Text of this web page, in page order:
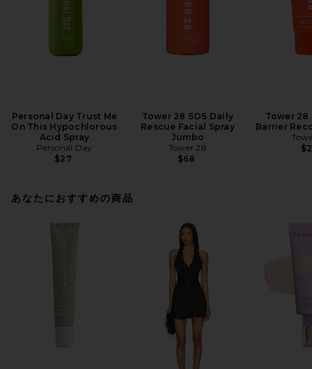
Personal Day Trust Me
On This Hypochlorous
Acid Spray
Personal Day
$27
Tower 28 SOS Daily
Rescue Facial Spray
Jumbo
Tower 28
$68
Tower 28
Barrier
あなたにおすすめの商品